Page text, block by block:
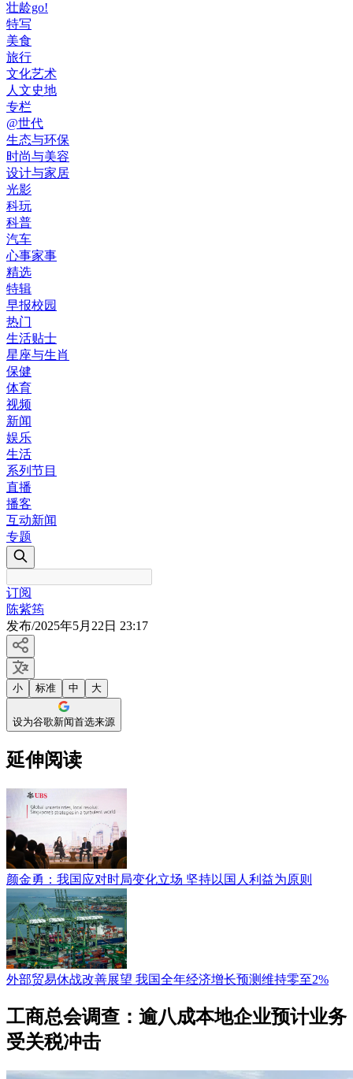
壮龄go!
特写
美食
旅行
文化艺术
人文史地
专栏
@世代
生态与环保
时尚与美容
设计与家居
光影
科玩
科普
汽车
心事家事
精选
特辑
早报校园
热门
生活贴士
星座与生肖
保健
体育
视频
新闻
娱乐
生活
系列节目
直播
播客
互动新闻
专题
订阅
陈紫筠
发布/2025年5月22日 23:17
小 标准 中 大
设为谷歌新闻首选来源
延伸阅读
颜金勇：我国应对时局变化立场 坚持以国人利益为原则
外部贸易休战改善展望 我国全年经济增长预测维持零至2%
工商总会调查：逾八成本地企业预计业务
受关税冲击